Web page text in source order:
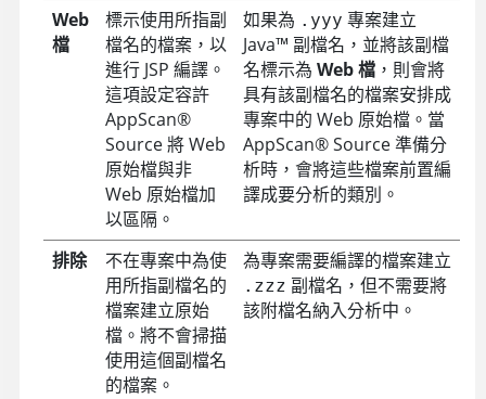
Web
檔
標示使用所指副
檔名的檔案，以
進行 JSP 編譯。
這項設定容許
AppScan®
Source將 Web
原始檔與非
Web 原始檔加
以區隔。
如果為 .yyy 專案建立
Java™ 副檔名，並將該副檔
名標示為 Web 檔，則會將
具有該副檔名的檔案安排成
專案中的 Web 原始檔。當
AppScan®Source準備分
析時，會將這些檔案前置編
譯成要分析的類別。
排除
不在專案中為使
用所指副檔名的
檔案建立原始
檔。將不會掃描
使用這個副檔名
的檔案。
為專案需要編譯的檔案建立
.zzz 副檔名，但不需要將
該附檔名納入分析中。